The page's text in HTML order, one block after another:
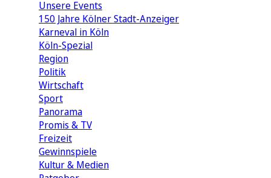
Unsere Events
150 Jahre Kölner Stadt-Anzeiger
Karneval in Köln
Köln-Spezial
Region
Politik
Wirtschaft
Sport
Panorama
Promis & TV
Freizeit
Gewinnspiele
Kultur & Medien